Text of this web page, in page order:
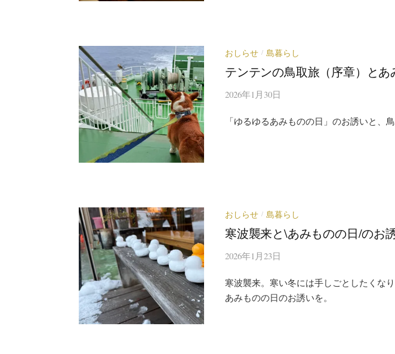
おしらせ / 島暮らし
テンテンの鳥取旅（序章）とあ
2026年1月30日
「ゆるゆるあみものの日」のお誘いと、鳥
おしらせ / 島暮らし
寒波襲来と\あみものの日/のお
2026年1月23日
寒波襲来。寒い冬には手しごとしたくな
あみものの日のお誘いを。